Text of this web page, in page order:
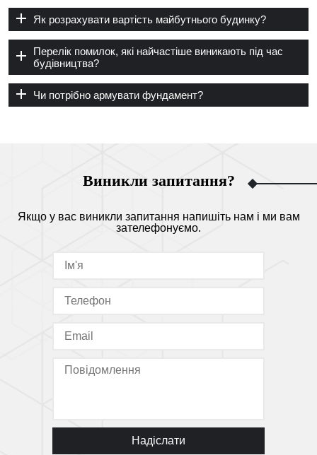
Як розрахувати вартість майбутнього будинку?
Перелік помилок, які найчастіше виникають під час
будівництва?
Чи потрібно армувати фундамент?
Виникли запитання?
Якщо у вас виникли запитання напишіть нам і ми вам
зателефонуємо.
Надіслати